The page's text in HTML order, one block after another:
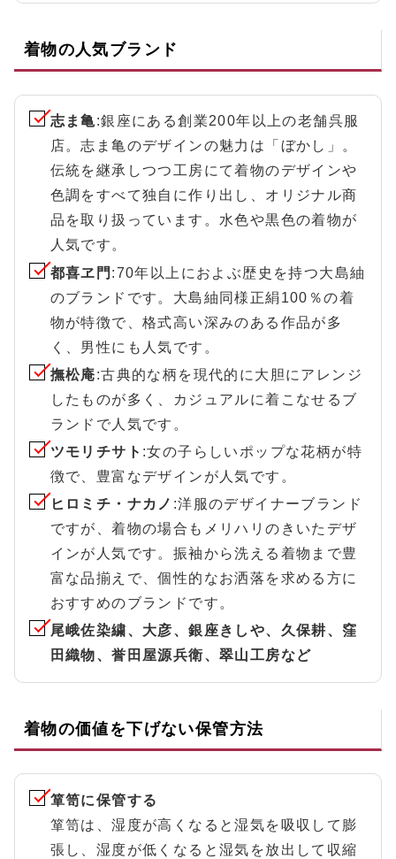
着物の人気ブランド
志ま亀:銀座にある創業200年以上の老舗呉服
店。志ま亀のデザインの魅力は「ぼかし」。
伝統を継承しつつ工房にて着物のデザインや
色調をすべて独自に作り出し、オリジナル商
品を取り扱っています。水色や黒色の着物が
人気です。
都喜ヱ門 :70年以上におよぶ歴史を持つ大島紬
のブランドです。大島紬同様正絹100％の着
物が特徴で、格式高い深みのある作品が多
く、男性にも人気です。
撫松庵:古典的な柄を現代的に大胆にアレンジ
したものが多く、カジュアルに着こなせるブ
ランドで人気です。
ツモリチサト :女の子らしいポップな花柄が特
徴で、豊富なデザインが人気です。
ヒロミチ・ナカノ :洋服のデザイナーブランド
ですが、着物の場合もメリハリのきいたデザ
インが人気です。振袖から洗える着物まで豊
富な品揃えで、個性的なお洒落を求める方に
おすすめのブランドです。
尾峨佐染繍、大彦、銀座きしや、久保耕、窪
田織物、誉田屋源兵衛、翠山工房など
着物の価値を下げない保管方法
箪笥に保管する
箪笥は、湿度が高くなると湿気を吸収して膨
張し、湿度が低くなると湿気を放出して収縮